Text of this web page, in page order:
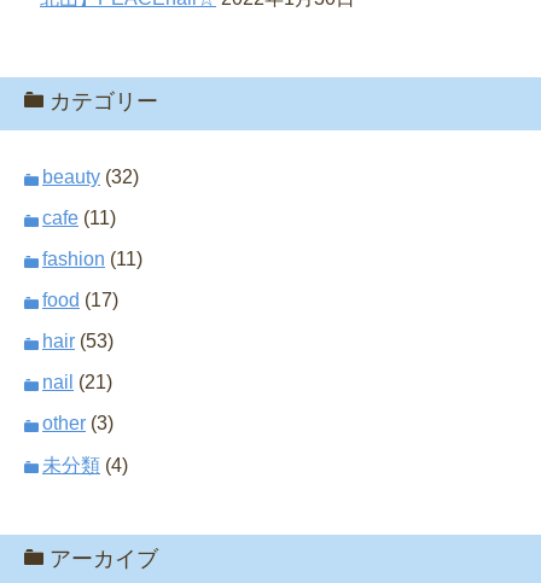
カテゴリー
beauty (32)
cafe (11)
fashion (11)
food (17)
hair (53)
nail (21)
other (3)
未分類 (4)
アーカイブ